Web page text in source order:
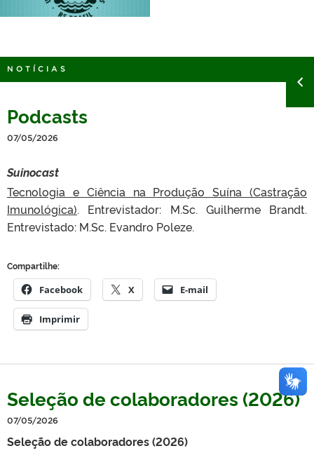
NOTÍCIAS
Podcasts
07/05/2026
Suinocast
Tecnologia e Ciência na Produção Suína (Castração
Imunológica). Entrevistador: M.Sc. Guilherme Brandt.
Entrevistado: M.Sc. Evandro Poleze.
Compartilhe:
Facebook X E-mail
Imprimir
Seleção de colaboradores (2026)
07/05/2026
Seleção de colaboradores (2026)